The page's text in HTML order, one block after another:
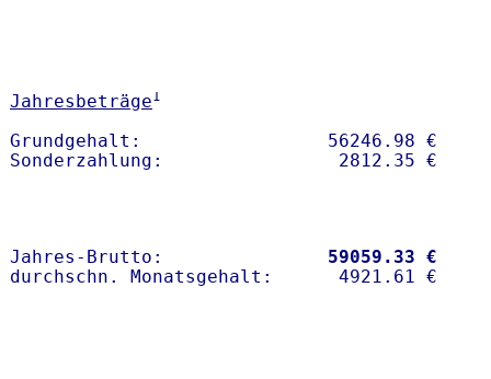
Jahresbeträge1
Grundgehalt:                 56246.98 €
Jahres-Brutto: 59059.33 €